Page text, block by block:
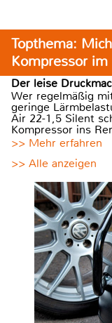
Topthema:
Kompressor
Der leise
Wer regelmäßig
geringe
Air 22-1,5 Silent
Kompressor ins
>> Mehr erfahren
>> Alle anzeigen